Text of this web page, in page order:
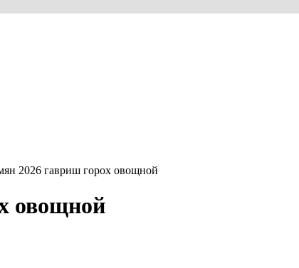
2026 гавриш горох овощной
овощной